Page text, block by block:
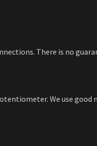
There is no
We use